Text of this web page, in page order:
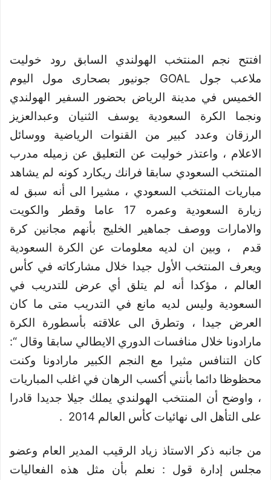
افتتح نجم المنتخب الهولندي السابق رود خوليت
ملاعب جول
GOAL
جونيور بصحارى مول اليوم
الخميس في مدينة الرياض بحضور السفير الهولندي
ونجما الكرة السعودية يوسف الثنيان وعبدالعزيز
الرزقان وعدد كبير من القنوات الرياضية ووسائل
الاعلام ، واعتذر خوليت عن التعليق عن زميله مدرب
المنتخب السعودي سابقا فرانك ريكارد كونه لم يشاهد
مباريات المنتخب السعودي ، مشيرا الى أنه سبق له
زيارة السعودية وعمره 17 عاما وقطر والكويت
والامارات ووصف جماهير الخليج بأنهم مجانين كرة
قدم
، وبين ان لديه معلومات عن الكرة السعودية
ويعرف المنتخب الأول جيدا خلال مشاركاته في كأس
العالم ، مؤكدا أنه لم يتلق أي عرض للتدريب في
السعودية وليس لديه مانع في التدريب متى ما كان
العرض جيدا ، وتطرق الى علاقته بأسطورة الكرة
مارادونا خلال منافسات الدوري الايطالي سابقا وقال “:
كان التنافس مثيرا مع النجم الكبير مارادونا وكنت
محظوظا دائما بأنني أكسب الرهان في اغلب المباريات
، واوضح أن المنتخب الهولندي يملك جيلا جديدا قادرا
على التأهل الى نهائيات كأس العالم 2014
.
من جانبه ذكر الاستاذ زياد الرقيب المدير العام وعضو
مجلس إدارة قول : نعلم بأن مثل هذه الفعاليات